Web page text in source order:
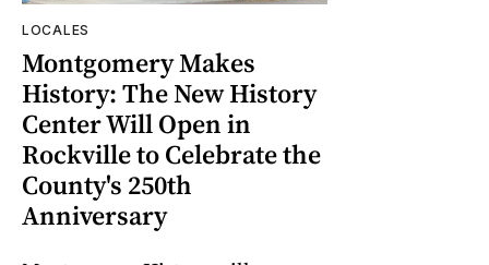
LOCALES
Montgomery Makes
History: The New History
Center Will Open in
Rockville to Celebrate the
County's 250th
Anniversary